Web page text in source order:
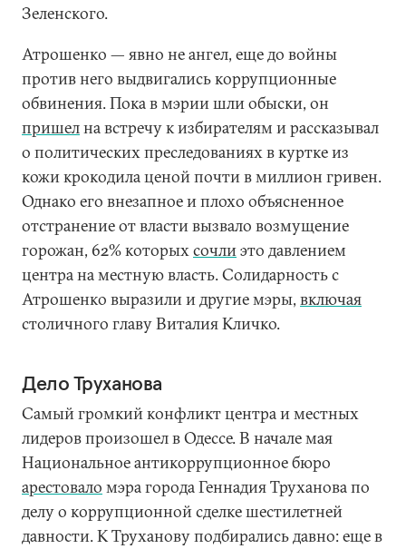
Зеленского.
Атрошенко — явно не ангел, еще до войны
против него выдвигались коррупционные
обвинения. Пока в мэрии шли обыски, он
пришелна встречу к избирателям и рассказывал
о политических преследованиях в куртке из
кожи крокодила ценой почти в миллион гривен.
Однако его внезапное и плохо объясненное
отстранение от власти вызвало возмущение
горожан, 62% которыхсочлиэто давлением
центра на местную власть. Солидарность с
Атрошенко выразили и другие мэры, включая
столичного главу Виталия Кличко.
Дело Труханова
Самый громкий конфликт центра и местных
лидеров произошел в Одессе. В начале мая
Национальное антикоррупционное бюро
арестовало мэра города Геннадия Труханова по
делу о коррупционной сделке шестилетней
давности. К Труханову подбирались давно: еще в